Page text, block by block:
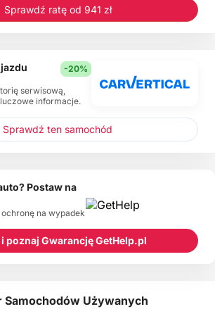
Samochodów Używanych
Sprawdź ratę od 941 zł
-20%
serwisową,
informacje.
Sprawdź ten samochód
Postaw na
na wypadek
poznaj Gwarancję GetHelp.pl